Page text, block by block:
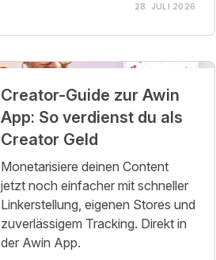
28. JULI 2026
Creator-Guide zur Awin
App: So verdienst du als
Creator Geld
Monetarisiere deinen Content
jetzt noch einfacher mit schneller
Linkerstellung, eigenen Stores und
zuverlässigem Tracking. Direkt in
der Awin App.